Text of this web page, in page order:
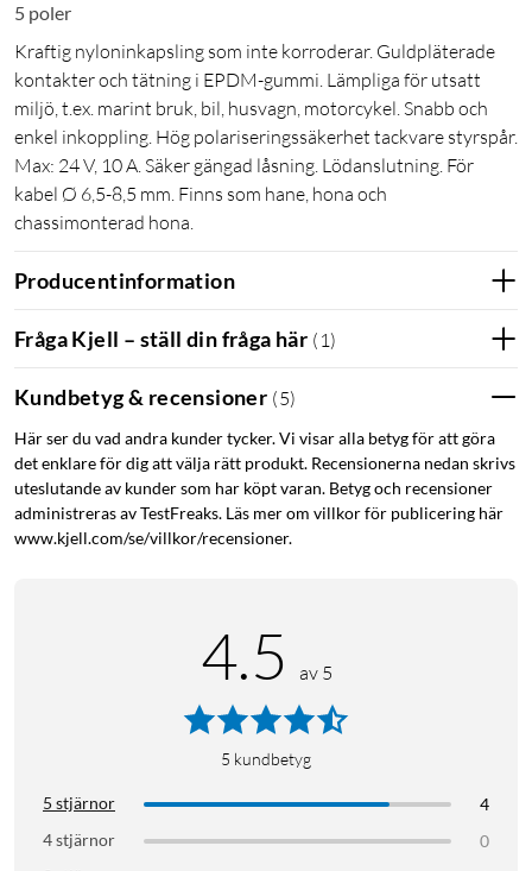
5 poler
Kraftig nyloninkapsling som inte korroderar. Guldpläterade
kontakter och tätning i EPDM-gummi. Lämpliga för utsatt
miljö, t.ex. marint bruk, bil, husvagn, motorcykel. Snabb och
enkel inkoppling. Hög polariseringssäkerhet tackvare styrspår.
Max: 24 V, 10 A. Säker gängad låsning. Lödanslutning. För
kabel Ø 6,5-8,5 mm. Finns som hane, hona och
chassimonterad hona.
Producentinformation
Fråga Kjell – ställ din fråga här ( 1 )
Kundbetyg & recensioner (5)
Här ser du vad andra kunder tycker. Vi visar alla betyg för att göra
det enklare för dig att välja rätt produkt. Recensionerna nedan skrivs
uteslutande av kunder som har köpt varan. Betyg och recensioner
administreras av TestFreaks. Läs mer om villkor för publicering här
www.kjell.com/se/villkor/recensioner.
4.5 av 5
5 kundbetyg
5 stjärnor
4
4 stjärnor
0